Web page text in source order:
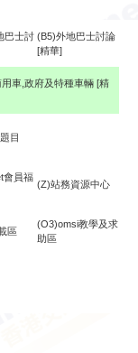
巴士討 (B5)外地巴士討論
[精華]
車,政府及特種車輛 [精
目
會員福
(Z)站務資源中心
區
(O3)omsi教學及求
助區